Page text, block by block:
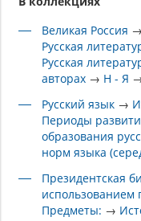
Великая Россия →
Русская
Русская
авторах → Н - Я
Русский язык →
Периоды
образования
норм языка
Президентская
использованием
Предметы: →